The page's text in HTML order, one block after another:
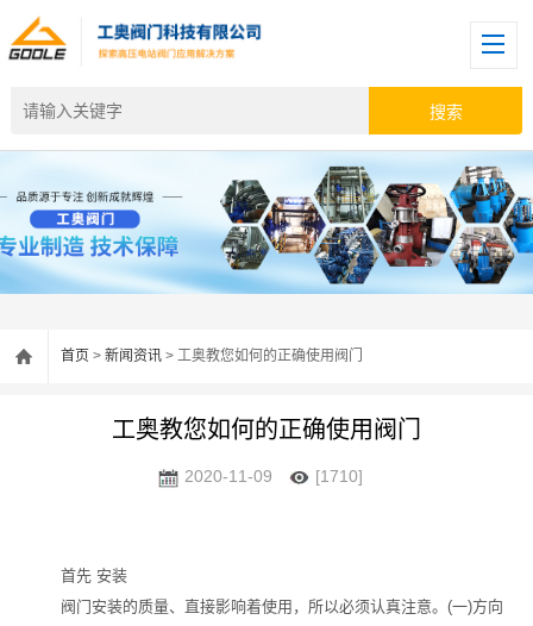
首页 > 新闻资讯 > 工奥教您如何的正确使用阀门
工奥教您如何的正确使用阀门
2020-11-09 [1710]
首先 安装
阀门安装的质量、直接影响着使用，所以必须认真注意。(一)方向